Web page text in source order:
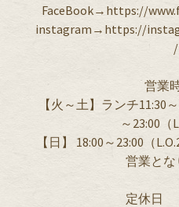
FaceBook→https://
instagram→https://
/
営業
【火～土】ランチ11:30
～23:00（
【日】 18:00～23:00（
営業とな
定休日